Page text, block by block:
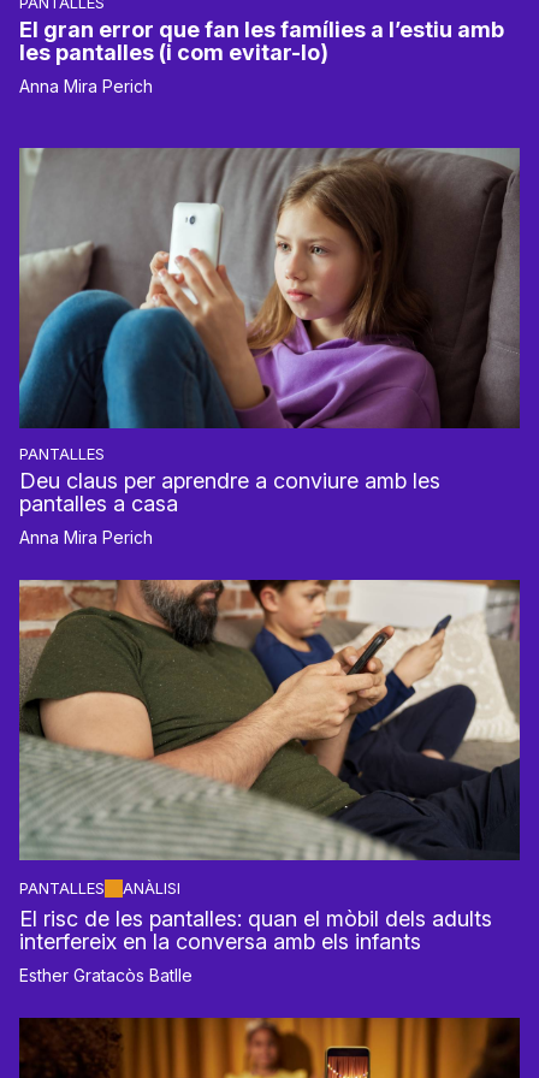
El gran error que fan les famílies a l’estiu amb
les pantalles (i com evitar-lo)
Anna Mira Perich
PANTALLES
Deu claus per aprendre a conviure amb les
pantalles a casa
Anna Mira Perich
PANTALLES ANÀLISI
El risc de les pantalles: quan el mòbil dels adults
interfereix en la conversa amb els infants
Esther Gratacòs Batlle